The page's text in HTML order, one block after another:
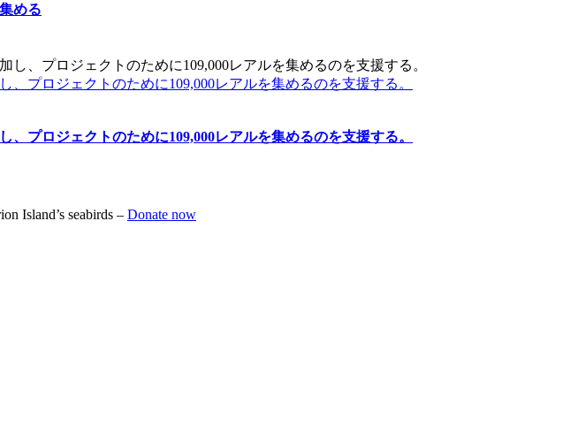
める
プロジェクトのために109,000レアルを集めるのを支援する。
プロジェクトのために109,000レアルを集めるのを支援する。
Island’s seabirds – Donate now